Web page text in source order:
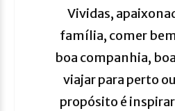
Vividas,
família, comer
boa companhia,
viajar para perto
propósito é